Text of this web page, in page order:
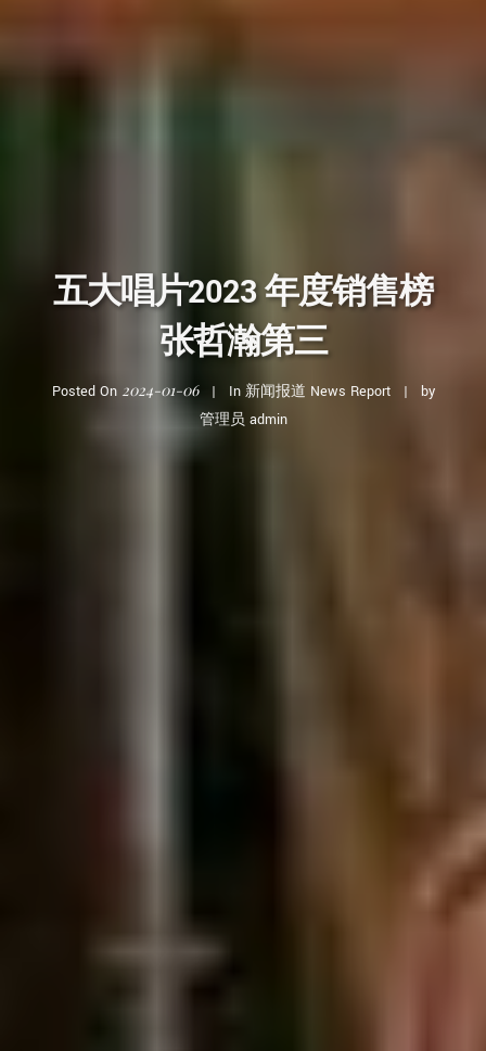
五大唱片2023 年度销售榜
张哲瀚第三
Posted On 2024-01-06 In 新闻报道 News Report
by
管理员 admin